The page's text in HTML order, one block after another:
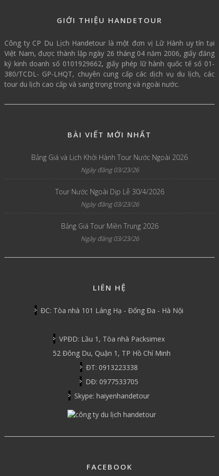
GIỚI THIỆU HANDETOUR
Công ty CP Du Lịch Handetour là một đơn vị Lữ Hành uy tín tại
Việt Nam, được thành lập ngày 26 tháng 04 năm 2006, giấy đăng
ký kinh doanh số 0101929662, giấy phép lữ hành quốc tế số 01-
380/TCDL- GP-LHQT, chuyên cung cấp các dịch vụ du lịch, các
tour du lịch cao cấp và sang trọng trong và ngoài nước.
BÀI VIẾT MỚI NHẤT
Bảng Giá và Lịch Khởi Hành Tour Nước Ngoài 2026
Ngày đăng 03/23/26
Tour Nước Ngoài Dịp Lễ 30/4/2026
Ngày đăng 03/23/26
Bảng Giá Tour Miền Trung 2026
Ngày đăng 03/23/26
LIÊN HỆ
ĐC: Tòa nhà 101 Láng Hạ - Đống Đa - Hà Nội
VPĐD: Lầu 1, Tòa nhà Packsimex
52 Đông Du, Quận 1, TP Hồ Chí Minh
ĐT: 0913223338
DĐ: 0977533705
Skype: haiyenhandetour
FACEBOOK